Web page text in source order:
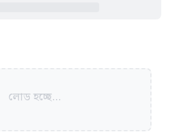
লোড হচ্ছে...